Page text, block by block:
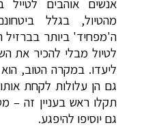
אנשים אוהבים
מהטיול, בגלל
ה'מפחיד' ביותר בברזיל
לטיול מבלי להכיר את
ליעדו. במקרה הטוב,
גם הן עלולות לקחת
תקלו ראש בעניין זה –
גם יוסיפו להיפגע.